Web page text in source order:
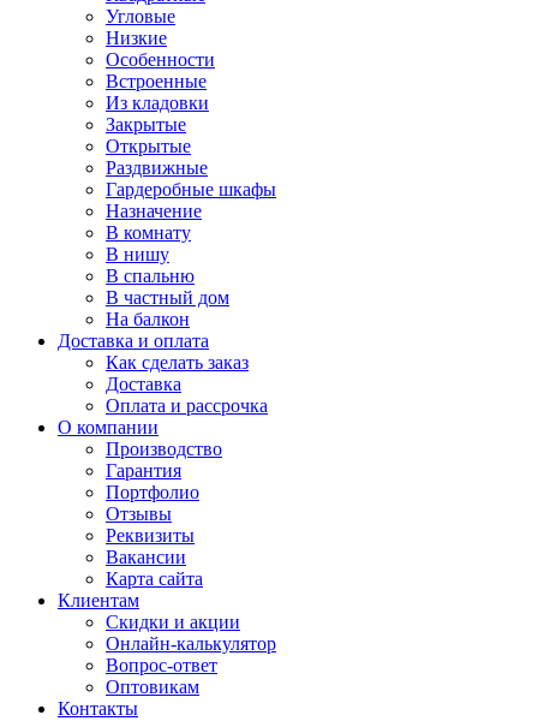
Угловые
Низкие
Особенности
Встроенные
Из кладовки
Закрытые
Открытые
Раздвижные
Гардеробные шкафы
Назначение
В комнату
В нишу
В спальню
В частный дом
На балкон
Доставка и оплата
Как сделать заказ
Доставка
Оплата и рассрочка
О компании
Производство
Гарантия
Портфолио
Отзывы
Реквизиты
Вакансии
Карта сайта
Клиентам
Скидки и акции
Онлайн-калькулятор
Вопрос-ответ
Оптовикам
Контакты